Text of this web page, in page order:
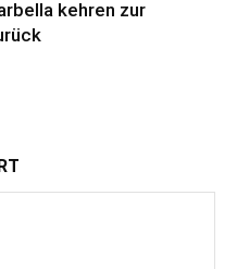
kehren zur